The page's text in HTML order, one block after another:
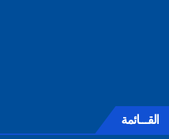
القـــائمة